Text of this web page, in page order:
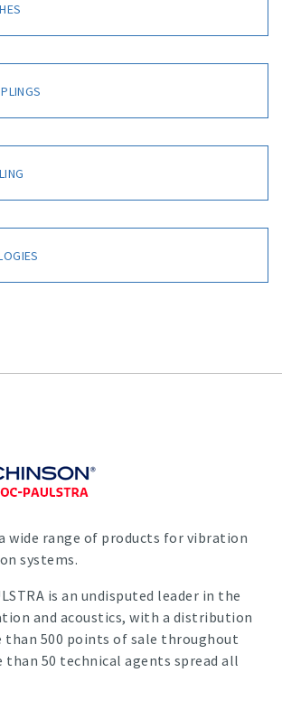
a wide range of products for vibration
systems.
is an undisputed leader in the
and acoustics, with a distribution
than 500 points of sale throughout
than 50 technical agents spread all